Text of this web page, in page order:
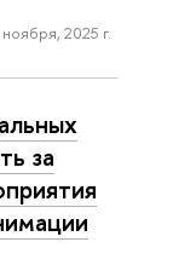
2025 г.
за